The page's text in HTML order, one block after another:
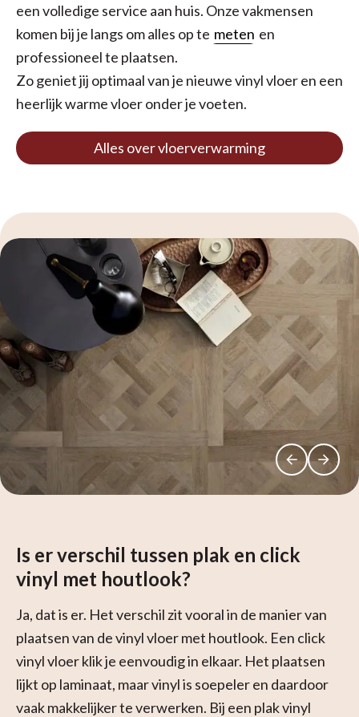
een volledige service aan huis. Onze vakmensen
komen bij je langs om alles op te meten en
professioneel te plaatsen.
Zo geniet jij optimaal van je nieuwe vinyl vloer en een
heerlijk warme vloer onder je voeten.
Alles over vloerverwarming
Is er verschil tussen plak en click
vinyl met houtlook?
Ja, dat is er. Het verschil zit vooral in de manier van
plaatsen van de vinyl vloer met houtlook. Een click
vinyl vloer klik je eenvoudig in elkaar. Het plaatsen
lijkt op laminaat, maar vinyl is soepeler en daardoor
vaak makkelijker te verwerken. Bij een plak vinyl